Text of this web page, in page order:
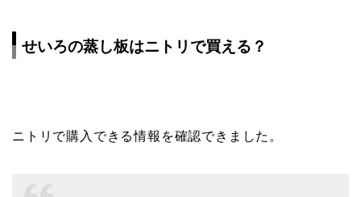
せいろの蒸し板はニトリで買える？
ニトリで購入できる情報を確認できました。